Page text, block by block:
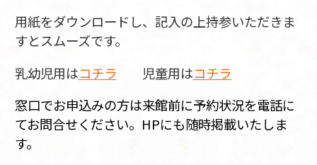
用紙をダウンロードし、記入の上持参いただきま
すとスムーズです。
乳幼児用はコチラ 児童用はコチラ
窓口でお申込みの方は来館前に予約状況を電話に
てお問合せください。HPにも随時掲載いたしま
す。